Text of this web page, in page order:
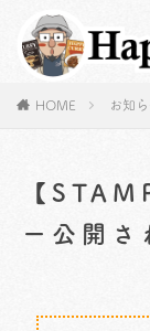
HOME お知
【
ー公開さ